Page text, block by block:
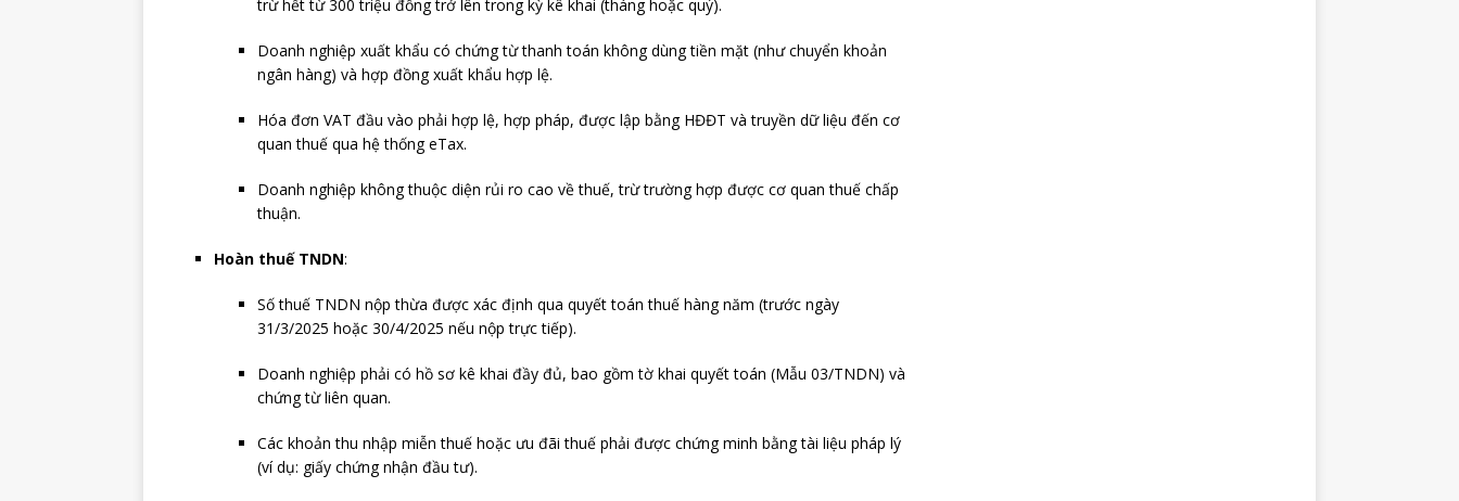
trừ hết từ 300 triệu đồng trở lên trong kỳ kê khai (tháng hoặc quý).
Doanh nghiệp xuất khẩu có chứng từ thanh toán không dùng tiền mặt (như chuyển khoản
ngân hàng) và hợp đồng xuất khẩu hợp lệ.
Hóa đơn VAT đầu vào phải hợp lệ, hợp pháp, được lập bằng HĐĐT và truyền dữ liệu đến cơ
quan thuế qua hệ thống eTax.
Doanh nghiệp không thuộc diện rủi ro cao về thuế, trừ trường hợp được cơ quan thuế chấp
thuận.
Hoàn thuế TNDN:
Số thuế TNDN nộp thừa được xác định qua quyết toán thuế hàng năm (trước ngày
31/3/2025 hoặc 30/4/2025 nếu nộp trực tiếp).
Doanh nghiệp phải có hồ sơ kê khai đầy đủ, bao gồm tờ khai quyết toán (Mẫu 03/TNDN) và
chứng từ liên quan.
Các khoản thu nhập miễn thuế hoặc ưu đãi thuế phải được chứng minh bằng tài liệu pháp lý
(ví dụ: giấy chứng nhận đầu tư).